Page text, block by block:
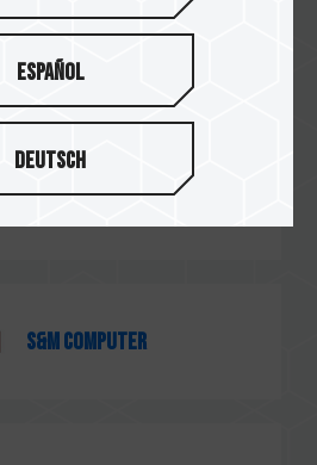
Techdami
Extreme Tech
S&M Computer
Español
Deutsch